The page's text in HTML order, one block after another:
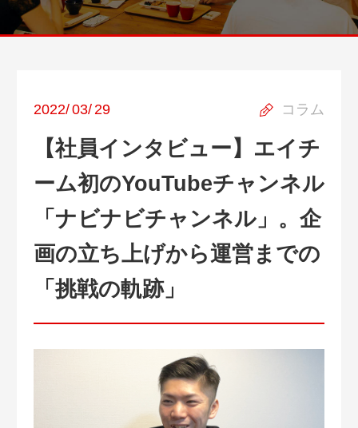
コラム
2022/03/29
【社員インタビュー】エイチ
ーム初のYouTubeチャンネル
「ナビナビチャンネル」。企
画の立ち上げから運営までの
「挑戦の軌跡」